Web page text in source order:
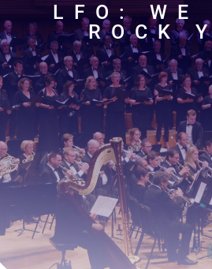
LFO: WE
ROCK